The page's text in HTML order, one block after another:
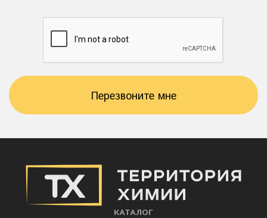
Перезвоните мне
КАТАЛОГ